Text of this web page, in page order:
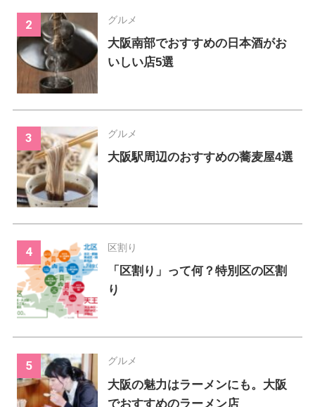
グルメ
大阪南部でおすすめの日本酒がお
いしい店5選
グルメ
大阪駅周辺のおすすめの蕎麦屋4選
区割り
「区割り」って何？特別区の区割
り
グルメ
大阪の魅力はラーメンにも。大阪
でおすすめのラーメン店